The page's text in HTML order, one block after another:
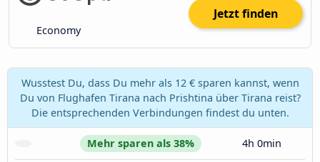
Economy
Jetzt finden
Wusstest Du, dass Du mehr als 12 € sparen kannst, wenn
Du von Flughafen Tirana nach Prishtina über Tirana reist?
Die entsprechenden Verbindungen findest du unten.
Mehr sparen als 38% 4h 0min